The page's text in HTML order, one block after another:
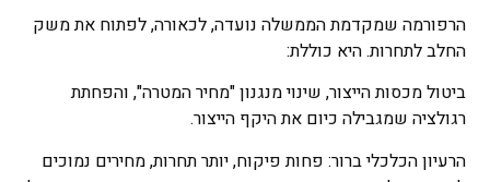
הרפורמה שמקדמת הממשלה נועדה, לכאורה, לפתוח את משק
החלב לתחרות. היא כוללת:
ביטול מכסות הייצור, שינוי מנגנון "מחיר המטרה", והפחתת
רגולציה שמגבילה כיום את היקף הייצור.
הרעיון הכלכלי ברור: פחות פיקוח, יותר תחרות, מחירים נמוכים